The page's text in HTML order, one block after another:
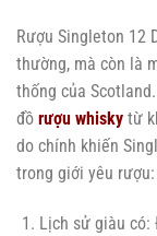
Rượu Singleton 12
thường, mà còn là
thống của
đồ rượu whisky từ
do chính khiến
trong giới yêu rượu:
Lịch sử giàu